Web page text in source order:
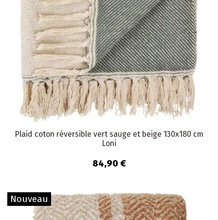
Plaid coton réversible vert sauge et beige 130x180 cm
Loni
84,90 €
Nouveau